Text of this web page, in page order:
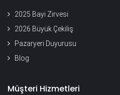
2025 Bayi Zirvesi
2026 Büyük Çekiliş
Pazaryeri Duyurusu
Blog
Müşteri Hizmetleri